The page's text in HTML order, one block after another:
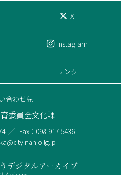
X
Instagram
リンク
合わせ先
委員会文化課
Fax：098-917-5436